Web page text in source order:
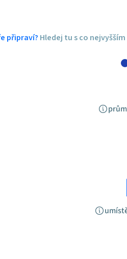
připraví? Hledej tu s co